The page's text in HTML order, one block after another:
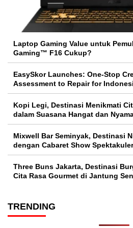
Laptop Gaming Value untuk
Gaming™ F16 Cukup?
EasySkor Launches: One-Stop
Assessment to Repair for
Kopi Legi, Destinasi Menikmati
dalam Suasana Hangat dan
Mixwell Bar Seminyak, Destinasi
dengan Cabaret Show
Three Buns Jakarta, Destinasi
Cita Rasa Gourmet di Jantung
TRENDING